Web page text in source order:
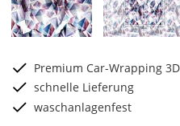
Premium Car-Wrapping
schnelle Lieferung
waschanlagenfest